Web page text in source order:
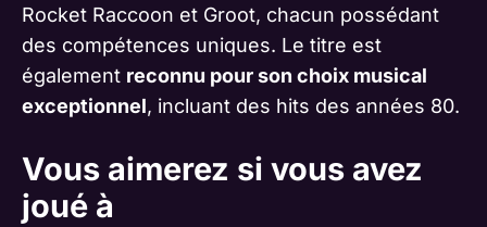
Rocket Raccoon et Groot, chacun possédant
des compétences uniques. Le titre est
également reconnu pour son choix musical
exceptionnel, incluant des hits des années 80​​.
Vous aimerez si vous avez
joué à